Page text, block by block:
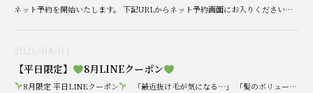
ネット予約を開始いたします。 下記URLからネット予約画面にお入りください。電話、窓口での予約も承ります。 予約なしでも受診できますが、予約された患者様優先とさせて頂きますので多少の待ち時間を頂くことがあります。 ご不便 […]
【平日限定】
8月LINEクーポン
8月限定 平日LINEクーポン 「最近抜け毛が気になる…」 「髪のボリュームが減ってきたかも…」 「髪が細くなってきた気がする…」 そんな方におすすめの育毛治療を、8月平日限定 […]